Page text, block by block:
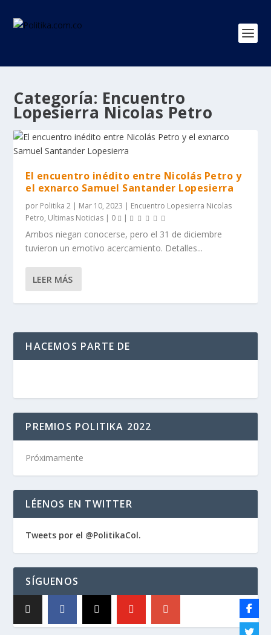
Categoría: Encuentro
Lopesierra Nicolas Petro
El encuentro inédito entre Nicolás Petro y
el exnarco Samuel Santander Lopesierra
por Politika 2 | Mar 10, 2023 | Encuentro Lopesierra Nicolas
Petro, Ultimas Noticias | 0 |
Ambos niegan conocerse, pero el 31 de diciembre
tuvieron un emotivo acercamiento. Detalles...
LEER MÁS
HACEMOS PARTE DE
PREMIOS POLITIKA 2022
Próximamente
LÉENOS EN TWITTER
Tweets por el @PolitikaCol.
SÍGUENOS